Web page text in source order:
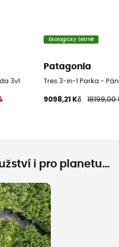
3v1
Ekologicky šetrné
Patagonia
Tres 3-in-1 Parka -
9098,21 Kč 18199,00
i pro planetu…